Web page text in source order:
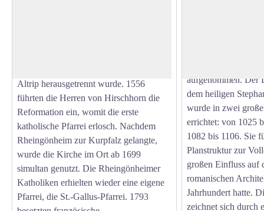
Altrip herausgetrennt wurde. 1556
führten die Herren von Hirschhorn die
Reformation ein, womit die erste
katholische Pfarrei erlosch. Nachdem
Rheingönheim zur Kurpfalz gelangte,
wurde die Kirche im Ort ab 1699
simultan genutzt. Die Rheingönheimer
Katholiken erhielten wieder eine eigene
Pfarrei, die St.-Gallus-Pfarrei. 1793
aufgenommen. Der
dem heiligen
wurde in zwei
errichtet: von 1025
1082 bis 1106. Sie
Planstruktur zur
großen Einfluss auf
romanischen
Jahrhundert hatte.
zeichnet sich durch